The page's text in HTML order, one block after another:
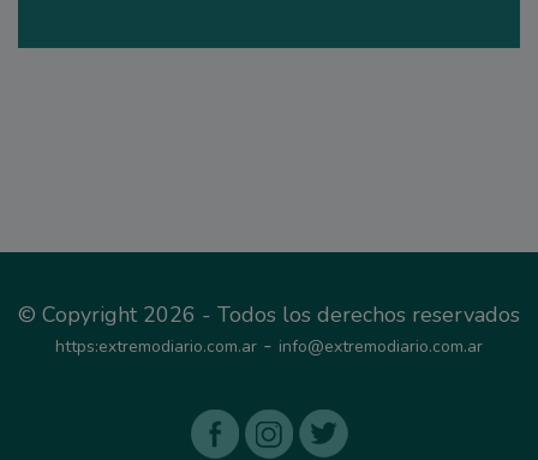
© Copyright 2026 - Todos los derechos reservados
https:extremodiario.com.ar - info@extremodiario.com.ar